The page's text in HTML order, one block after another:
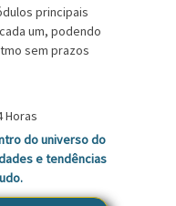
principais
um, podendo
sem prazos
do universo do
e tendências